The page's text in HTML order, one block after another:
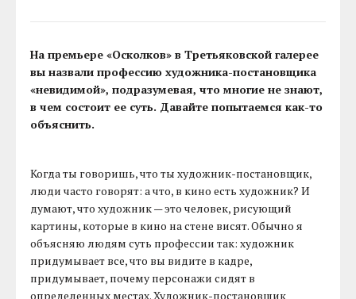
На премьере «Осколков» в Третьяковской галерее
вы назвали профессию художника-постановщика
«невидимой», подразумевая, что многие не знают,
в чем состоит ее суть. Давайте попытаемся как-то
объяснить.
Когда ты говоришь, что ты художник-постановщик,
люди часто говорят: а что, в кино есть художник? И
думают, что художник — это человек, рисующий
картины, которые в кино на стене висят. Обычно я
объясняю людям суть профессии так: художник
придумывает все, что вы видите в кадре,
придумывает, почему персонажи сидят в
определенных местах. Художник-постановщик